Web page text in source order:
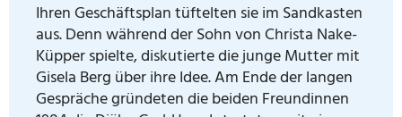
Ihren Geschäftsplan tüftelten sie im Sandkasten
aus. Denn während der Sohn von Christa Nake-
Küpper spielte, diskutierte die junge Mutter mit
Gisela Berg über ihre Idee. Am Ende der langen
Gespräche gründeten die beiden Freundinnen